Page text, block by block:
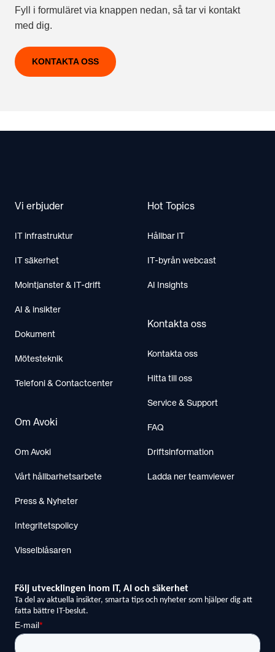
Fyll i formuläret via knappen nedan, så tar vi kontakt
med dig.
KONTAKTA OSS
Vi erbjuder
IT infrastruktur
IT säkerhet
Molntjanster & IT-drift
AI & insikter
Dokument
Mötesteknik
Telefoni & Contactcenter
Om Avoki
Om Avoki
Vårt hållbarhetsarbete
Press & Nyheter
Integritetspolicy
Visselblåsaren
Hot Topics
Hållbar IT
IT-byrån webcast
AI Insights
Kontakta oss
Kontakta oss
Hitta till oss
Service & Support
FAQ
Driftsinformation
Ladda ner teamviewer